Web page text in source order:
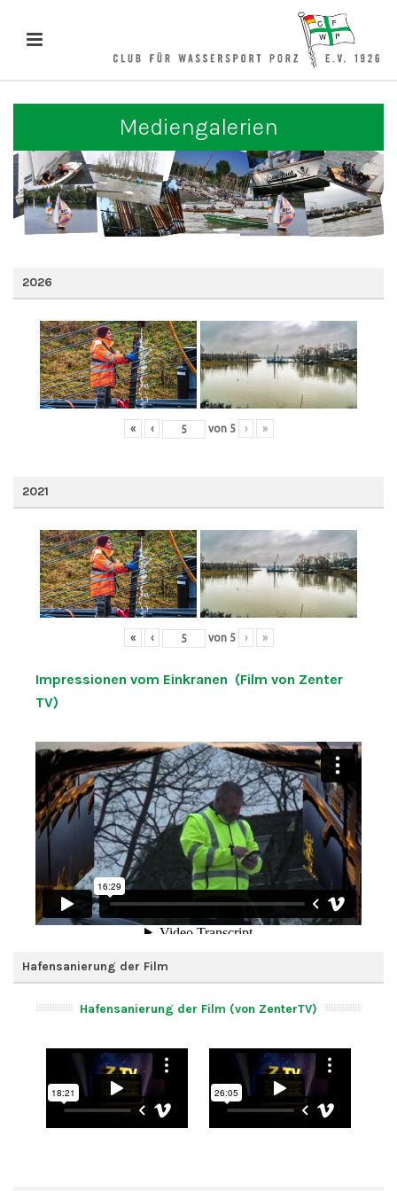
Mediengalerien
2026
« ‹ von 5 › »
2021
« ‹ von 5 › »
Impressionen vom Einkranen (Film von Zenter
TV)
Hafensanierung der Film
Hafensanierung der Film (von ZenterTV)